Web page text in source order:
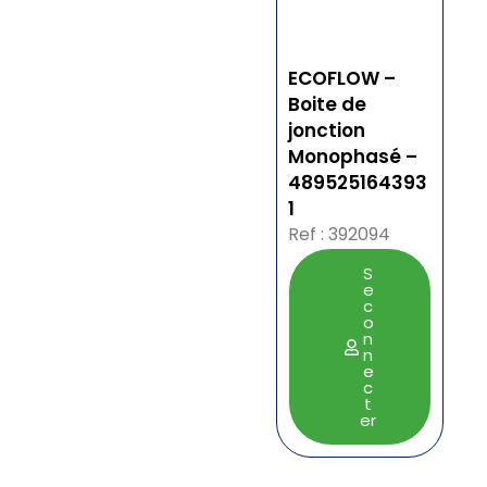
ECOFLOW –
Boite de
jonction
Monophasé –
489525164393
1
Ref : 392094
S
e
c
o
n
n
e
c
t
er